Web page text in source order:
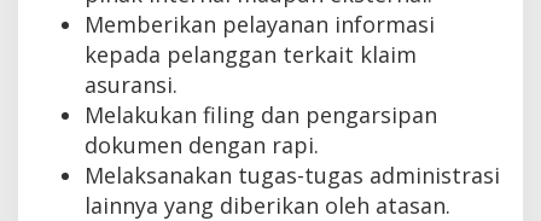
Memberikan pelayanan informasi
kepada pelanggan terkait klaim
asuransi.
Melakukan filing dan pengarsipan
dokumen dengan rapi.
Melaksanakan tugas-tugas administrasi
lainnya yang diberikan oleh atasan.